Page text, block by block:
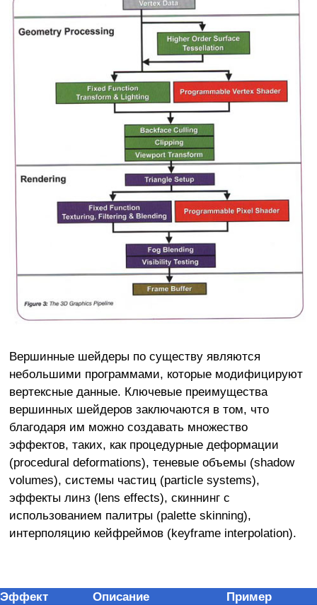
Вершинные шейдеры по существу являются
небольшими программами, которые модифицируют
вертексные данные. Ключевые преимущества
вершинных шейдеров заключаются в том, что
благодаря им можно создавать множество
эффектов, таких, как процедурные деформации
(procedural deformations), теневые объемы (shadow
volumes), системы частиц (particle systems),
эффекты линз (lens effects), скиннинг с
использованием палитры (palette skinning),
интерполяцию кейфреймов (keyframe interpolation).
Эффект Описание Пример